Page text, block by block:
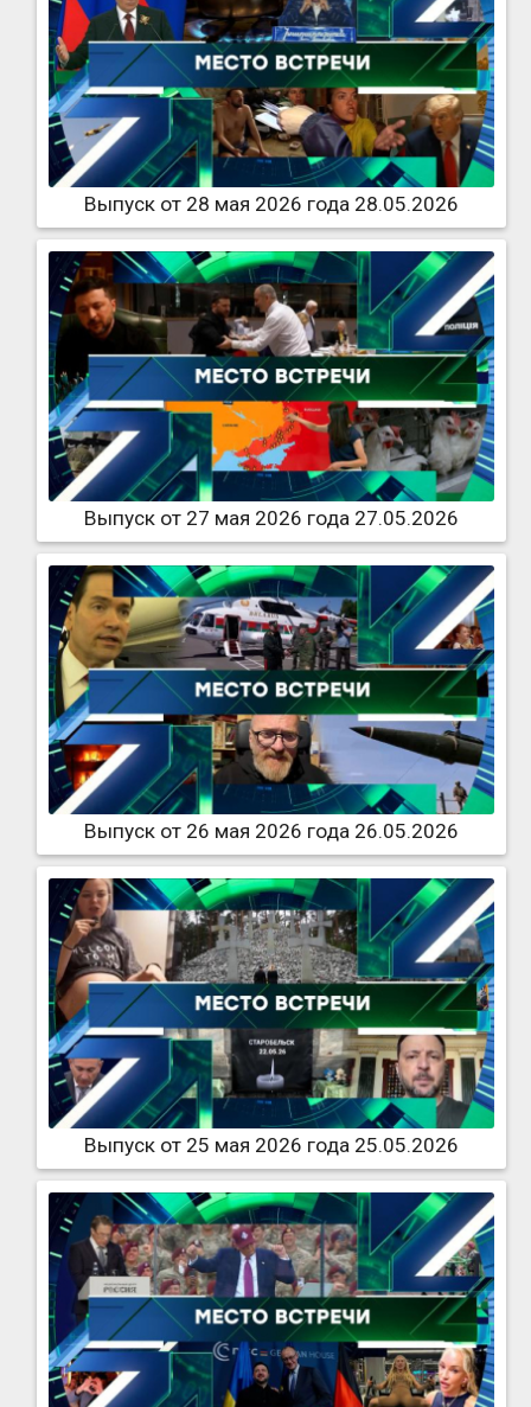
Выпуск от 28 мая 2026 года 28.05.2026
Выпуск от 27 мая 2026 года 27.05.2026
Выпуск от 26 мая 2026 года 26.05.2026
Выпуск от 25 мая 2026 года 25.05.2026